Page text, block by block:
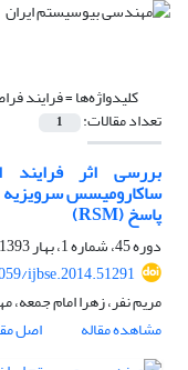
کلیدواژه‌ها =فرایند
تعداد مقالات: 1
بررسی اثر فرایند
ساکارومیسس سرویزیه
پاسخ (RSM)
دوره 45، شماره 1، بهار 1393، صفحه
ijbse.2014.51291
مریم نفر، زهرا امام جمعه،
مشاهده مقاله
اصل